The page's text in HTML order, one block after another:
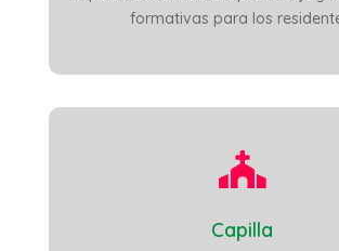
formativas para los

Capilla